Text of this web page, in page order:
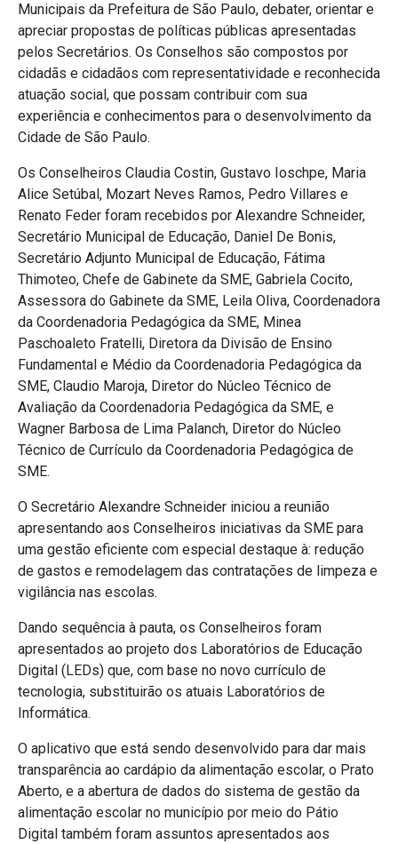
Municipais da Prefeitura de São Paulo, debater, orientar e
apreciar propostas de políticas públicas apresentadas
pelos Secretários. Os Conselhos são compostos por
cidadãs e cidadãos com representatividade e reconhecida
atuação social, que possam contribuir com sua
experiência e conhecimentos para o desenvolvimento da
Cidade de São Paulo.
Os Conselheiros Claudia Costin, Gustavo Ioschpe, Maria
Alice Setúbal, Mozart Neves Ramos, Pedro Villares e
Renato Feder foram recebidos por Alexandre Schneider,
Secretário Municipal de Educação, Daniel De Bonis,
Secretário Adjunto Municipal de Educação, Fátima
Thimoteo, Chefe de Gabinete da SME, Gabriela Cocito,
Assessora do Gabinete da SME, Leila Oliva, Coordenadora
da Coordenadoria Pedagógica da SME, Minea
Paschoaleto Fratelli, Diretora da Divisão de Ensino
Fundamental e Médio da Coordenadoria Pedagógica da
SME, Claudio Maroja, Diretor do Núcleo Técnico de
Avaliação da Coordenadoria Pedagógica da SME, e
Wagner Barbosa de Lima Palanch, Diretor do Núcleo
Técnico de Currículo da Coordenadoria Pedagógica de
SME.
O Secretário Alexandre Schneider iniciou a reunião
apresentando aos Conselheiros iniciativas da SME para
uma gestão eficiente com especial destaque à: redução
de gastos e remodelagem das contratações de limpeza e
vigilância nas escolas.
Dando sequência à pauta, os Conselheiros foram
apresentados ao projeto dos Laboratórios de Educação
Digital (LEDs) que, com base no novo currículo de
tecnologia, substituirão os atuais Laboratórios de
Informática.
O aplicativo que está sendo desenvolvido para dar mais
transparência ao cardápio da alimentação escolar, o Prato
Aberto, e a abertura de dados do sistema de gestão da
alimentação escolar no município por meio do Pátio
Digital também foram assuntos apresentados aos